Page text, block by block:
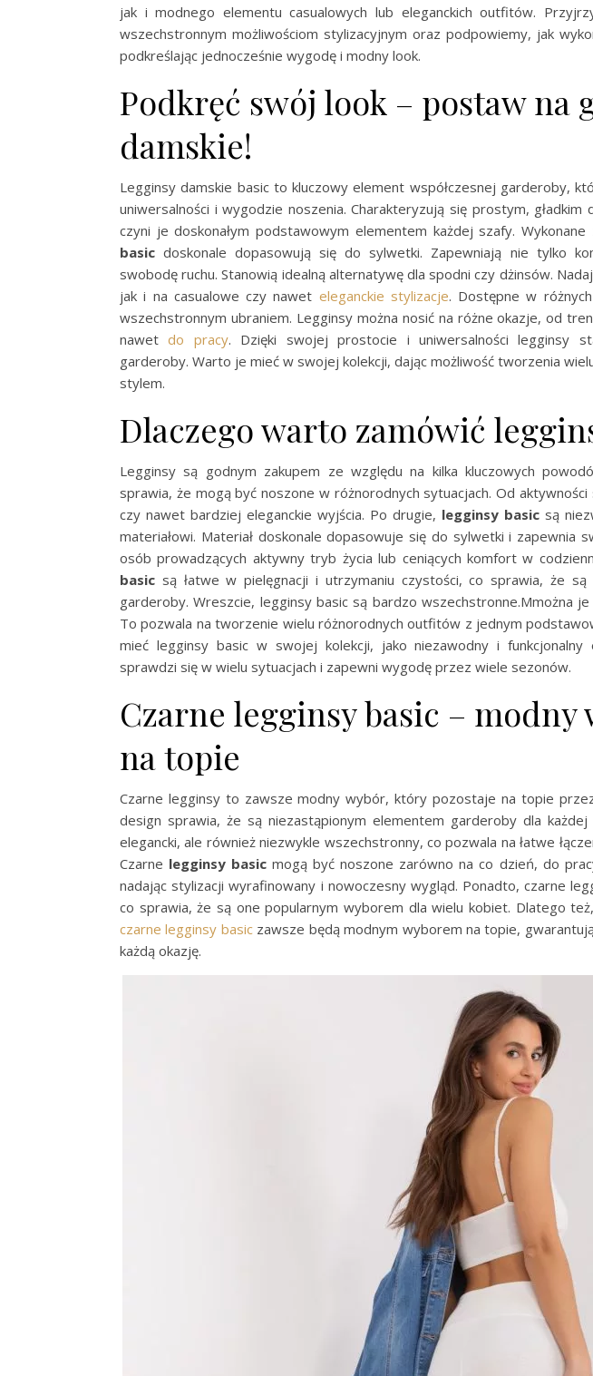
jak i modnego elementu casualowych lub eleganckich outfitów.
wszechstronnym możliwościom stylizacyjnym oraz podpowiemy, jak
podkreślając jednocześnie wygodę i modny look.
Podkręć swój look – postaw na
damskie!
Legginsy damskie basic to kluczowy element współczesnej garderoby,
uniwersalności i wygodzie noszenia. Charakteryzują się prostym,
czyni je doskonałym podstawowym elementem każdej szafy. Wykonane
basic doskonale dopasowują się do sylwetki. Zapewniają nie tylko
swobodę ruchu. Stanowią idealną alternatywę dla spodni czy dżinsów.
jak i na casualowe czy nawet eleganckie stylizacje. Dostępne w
wszechstronnym ubraniem. Legginsy można nosić na różne okazje, od
nawetdo pracy. Dzięki swojej prostocie i uniwersalności legginsy
garderoby. Warto je mieć w swojej kolekcji, dając możliwość tworzenia
stylem.
Dlaczego warto zamówić
Legginsy są godnym zakupem ze względu na kilka kluczowych
sprawia, że mogą być noszone w różnorodnych sytuacjach. Od
czy nawet bardziej eleganckie wyjścia. Po drugie, legginsy basic są
materiałowi. Materiał doskonale dopasowuje się do sylwetki i zapewnia
osób prowadzących aktywny tryb życia lub ceniących komfort w
basic są łatwe w pielęgnacji i utrzymaniu czystości, co sprawia, że
garderoby. Wreszcie, legginsy basic są bardzo wszechstronne.Mmożna
To pozwala na tworzenie wielu różnorodnych outfitów z jednym
mieć legginsy basic w swojej kolekcji, jako niezawodny i
sprawdzi się w wielu sytuacjach i zapewni wygodę przez wiele sezonów.
Czarne legginsy basic – modny
na topie
Czarne legginsy to zawsze modny wybór, który pozostaje na topie
design sprawia, że są niezastąpionym elementem garderoby dla każdej
elegancki, ale również niezwykle wszechstronny, co pozwala na łatwe
Czarne legginsy basic mogą być noszone zarówno na co dzień, do
nadając stylizacji wyrafinowany i nowoczesny wygląd. Ponadto, czarne
co sprawia, że są one popularnym wyborem dla wielu kobiet. Dlatego
czarne legginsy basiczawsze będą modnym wyborem na topie,
każdą okazję.